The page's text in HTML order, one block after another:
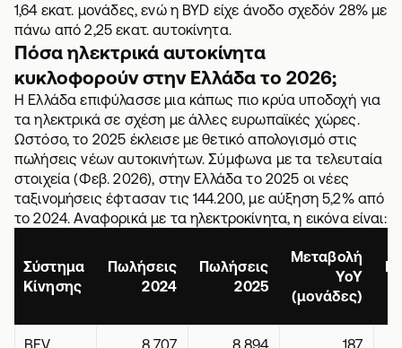
1,64 εκατ. μονάδες, ενώ η BYD είχε άνοδο σχεδόν 28% με
πάνω από 2,25 εκατ. αυτοκίνητα.
Πόσα ηλεκτρικά αυτοκίνητα
κυκλοφορούν στην Ελλάδα το 2026;
H Ελλάδα επιφύλασσε μια κάπως πιο κρύα υποδοχή για
τα ηλεκτρικά σε σχέση με άλλες ευρωπαϊκές χώρες.
Ωστόσο, το 2025 έκλεισε με θετικό απολογισμό στις
πωλήσεις νέων αυτοκινήτων. Σύμφωνα με τα τελευταία
στοιχεία (Φεβ. 2026), στην Ελλάδα το 2025 οι νέες
ταξινομήσεις έφτασαν τις 144.200, με αύξηση 5,2% από
το 2024. Αναφορικά με τα ηλεκτροκίνητα, η εικόνα είναι:
Σύστημα
Κίνησης
Πωλήσεις
2024
Πωλήσεις
2025
Μεταβολή
YoY
(μονάδες)
BEV 8.707 8.894 187